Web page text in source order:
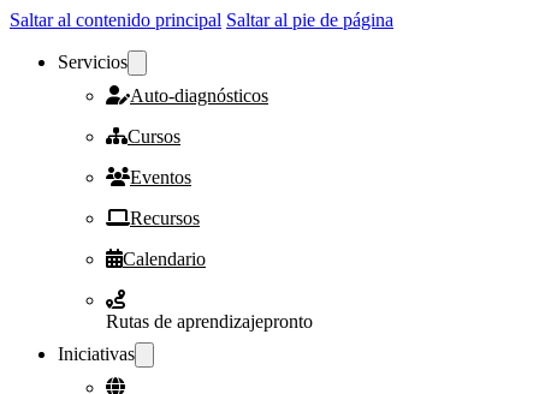
Saltar al contenido principal Saltar al pie de página
Servicios
Auto-diagnósticos
Cursos
Eventos
Recursos
Calendario
Rutas de aprendizajepronto
Iniciativas